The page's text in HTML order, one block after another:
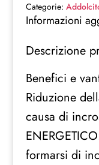
LITRI
RESINA
CALCARE
Categorie:
Informazioni
Descrizione
Benefici e
Riduzione
causa di
formarsi di